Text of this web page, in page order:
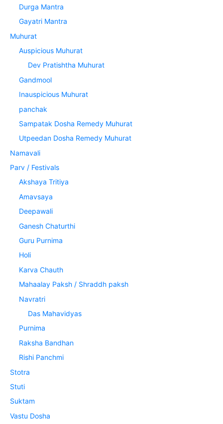
Durga Mantra
Gayatri Mantra
Muhurat
Auspicious Muhurat
Dev Pratishtha Muhurat
Gandmool
Inauspicious Muhurat
panchak
Sampatak Dosha Remedy Muhurat
Utpeedan Dosha Remedy Muhurat
Namavali
Parv / Festivals
Akshaya Tritiya
Amavsaya
Deepawali
Ganesh Chaturthi
Guru Purnima
Holi
Karva Chauth
Mahaalay Paksh / Shraddh paksh
Navratri
Das Mahavidyas
Purnima
Raksha Bandhan
Rishi Panchmi
Stotra
Stuti
Suktam
Vastu Dosha